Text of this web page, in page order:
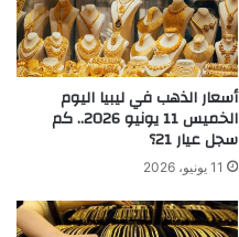
أسعار الذهب في ليبيا اليوم
الخميس 11 يونيو 2026.. كم
سجل عيار 21؟
11 يونيو، 2026